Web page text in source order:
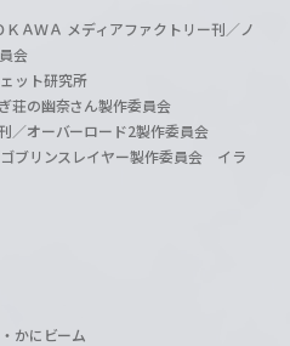
ＡＷＡ メディアファクトリー刊／ノ
会
ット研究所
荘の幽奈さん製作委員会
／オーバーロード2製作委員会
ブリンスレイヤー製作委員会 イラ
かにビーム